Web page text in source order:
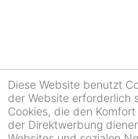
Diese Website benutzt
der Website erforderlich
Cookies, die den
der Direktwerbung